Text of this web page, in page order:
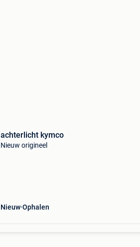
achterlicht kymco
Nieuw origineel
Nieuw Ophalen